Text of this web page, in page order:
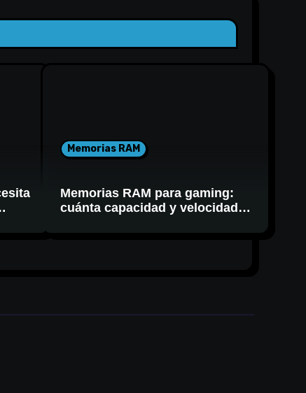
Memorias RAM
Memorias RAM para gaming:
cuánta capacidad y velocidad